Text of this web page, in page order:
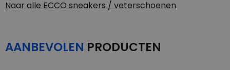
Naar alle ECCO sneakers / veterschoenen
AANBEVOLEN PRODUCTEN